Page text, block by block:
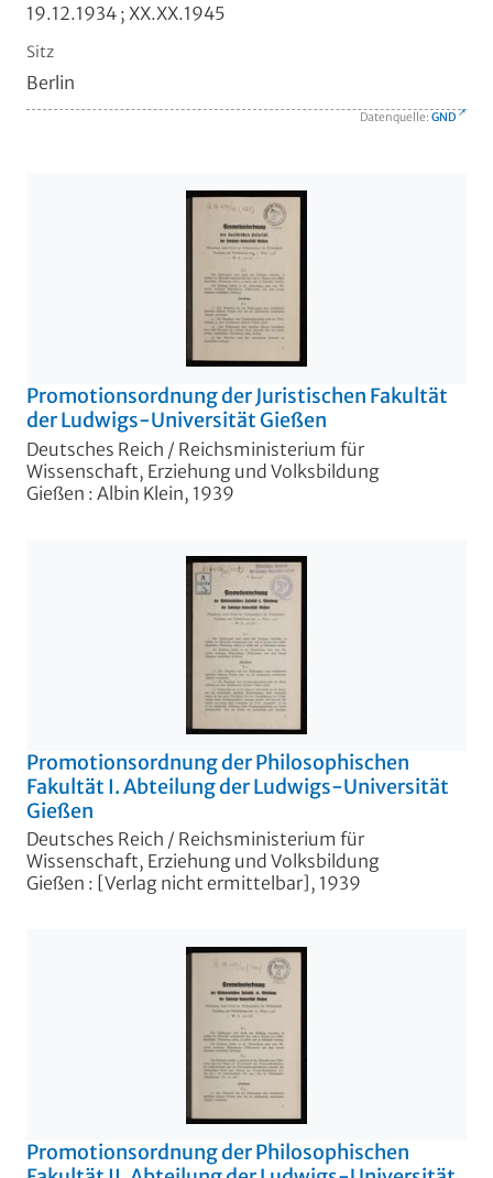
19.12.1934 ; XX.XX.1945
Sitz
Berlin
Datenquelle: GND
Promotionsordnung der Juristischen Fakultät
der Ludwigs-Universität Gießen
Deutsches Reich / Reichsministerium für
Wissenschaft, Erziehung und Volksbildung
Gießen : Albin Klein, 1939
Promotionsordnung der Philosophischen
Fakultät I. Abteilung der Ludwigs-Universität
Gießen
Deutsches Reich / Reichsministerium für
Wissenschaft, Erziehung und Volksbildung
Gießen : [Verlag nicht ermittelbar], 1939
Promotionsordnung der Philosophischen